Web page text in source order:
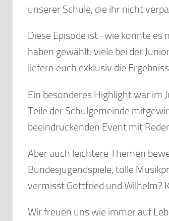
unserer Schule, die ihr nicht
Diese Episode ist -wie könnte es
haben gewählt: viele bei der
liefern euch exklusiv die
Ein besonderes Highlight war im
Teile der Schulgemeinde
beeindruckenden Event mit
Aber auch leichtere Themen
Bundesjugendspiele, tolle
vermisst Gottfried und Wilhelm?
Wir freuen uns wie immer auf